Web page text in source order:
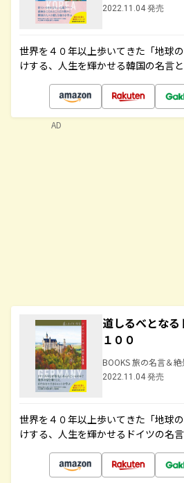
2022.11.04 発売
世界を４０年以上歩いてきた「地球
けする、人生を輝かせる韓国の名言
道しるべとな
１００
BOOKS 旅の名言＆絶
2022.11.04 発売
世界を４０年以上歩いてきた「地球
けする、人生を輝かせるドイツの名
AD